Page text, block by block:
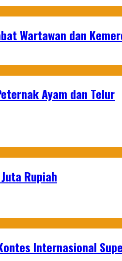
Wartawan dan
Ayam dan Telur
Rupiah
Internasional